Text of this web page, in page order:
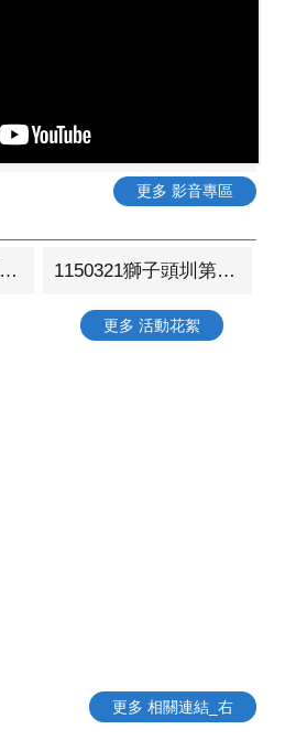
更多 影音專區
1150425美濃朝天五穀宮周邊環境營造工程動土典禮 1150321獅子頭圳第二幹線環境綠美化工程動土典禮
更多 活動花絮
更多 相關連結_右